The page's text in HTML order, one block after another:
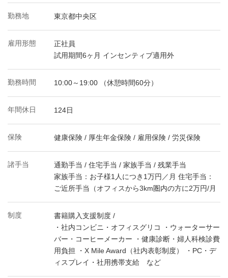
勤務地 東京都中央区
雇用形態
正社員
試用期間6ヶ月 インセンティブ適用外
勤務時間 10:00～19:00 （休憩時間60分）
年間休日 124日
保険 健康保険 / 厚生年金保険 / 雇用保険 / 労災保険
諸手当
通勤手当 / 住宅手当 / 家族手当 / 残業手当
家族手当：お子様1人につき1万円／月 住宅手当：
ご近所手当（オフィスから3km圏内の方に2万円/月
制度
書籍購入支援制度 /
・社内コンビニ・オフィスグリコ ・ウォーターサー
バー・コーヒーメーカー ・健康診断・婦人科検診費
用負担 ・X Mile Award（社内表彰制度） ・PC・デ
ィスプレイ・社用携帯支給 など